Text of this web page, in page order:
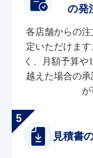
の発
各店舗からの
定いただけま
く、月額予算や
越えた場合の
が
見積書